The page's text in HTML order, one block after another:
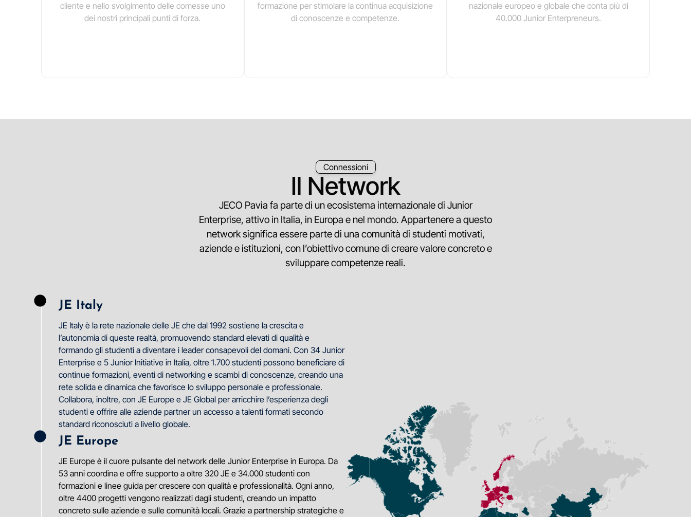
cliente e nello svolgimento delle comesse uno
dei nostri principali punti di forza.
formazione per stimolare la continua acquisizione
di conoscenze e competenze.
nazionale europeo e globale che conta più di
40.000 Junior Enterpreneurs.
Connessioni
Il Network
JECO Pavia fa parte di un ecosistema internazionale di Junior
Enterprise, attivo in Italia, in Europa e nel mondo. Appartenere a questo
network significa essere parte di una comunità di studenti motivati,
aziende e istituzioni, con l’obiettivo comune di creare valore concreto e
sviluppare competenze reali.
JE Italy
JE Italy è la rete nazionale delle JE che dal 1992 sostiene la crescita e
l’autonomia di queste realtà, promuovendo standard elevati di qualità e
formando gli studenti a diventare i leader consapevoli del domani. Con 34 Junior
Enterprise e 5 Junior Initiative in Italia, oltre 1.700 studenti possono beneficiare di
continue formazioni, eventi di networking e scambi di conoscenze, creando una
rete solida e dinamica che favorisce lo sviluppo personale e professionale.
Collabora, inoltre, con JE Europe e JE Global per arricchire l’esperienza degli
studenti e offrire alle aziende partner un accesso a talenti formati secondo
standard riconosciuti a livello globale.
JE Europe
JE Europe è il cuore pulsante del network delle Junior Enterprise in Europa. Da
53 anni coordina e offre supporto a oltre 320 JE e 34.000 studenti con
formazioni e linee guida per crescere con qualità e professionalità. Ogni anno,
oltre 4400 progetti vengono realizzati dagli studenti, creando un impatto
concreto sulle aziende e sulle comunità locali. Grazie a partnership strategiche e